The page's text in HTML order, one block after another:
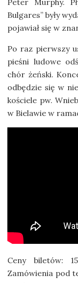
Peter Murphy.
Bulgares” były
pojawiał się w
Po raz pierwszy
pieśni ludowe
chór żeński.
odbędzie się w
kościele pw.
w Bielawie w
Ceny biletów:
Zamówienia pod